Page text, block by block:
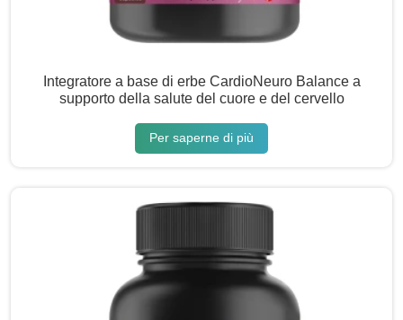
Integratore a base di erbe CardioNeuro Balance a
supporto della salute del cuore e del cervello
Per saperne di più